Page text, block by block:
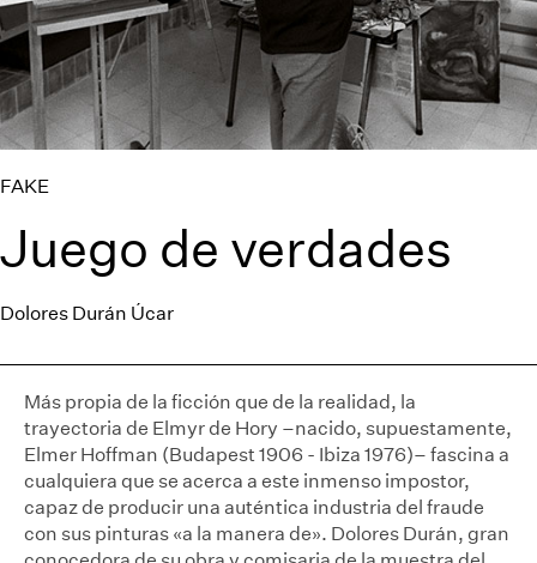
FAKE
Juego de verdades
Dolores Durán Úcar
Más propia de la ficción que de la realidad, la
trayectoria de Elmyr de Hory –nacido, supuestamente,
Elmer Hoffman (Budapest 1906 - Ibiza 1976)– fascina a
cualquiera que se acerca a este inmenso impostor,
capaz de producir una auténtica industria del fraude
con sus pinturas «a la manera de». Dolores Durán, gran